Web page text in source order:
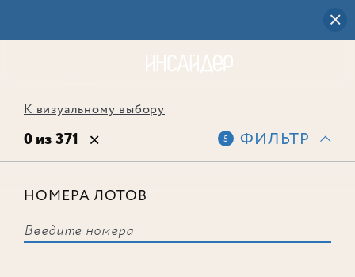
К визуальному выбору
0 из 371 5 ФИЛЬТР
НОМЕРА ЛОТОВ
соответствует ни одного лота